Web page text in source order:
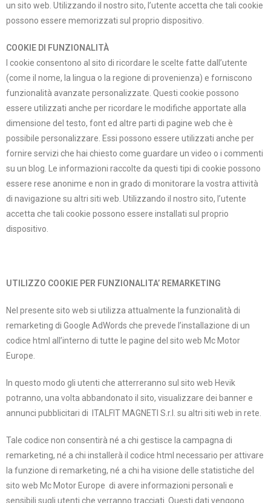
un sito web. Utilizzando il nostro sito, l’utente accetta che tali cookie
possono essere memorizzati sul proprio dispositivo.
COOKIE DI FUNZIONALITÀ
I cookie consentono al sito di ricordare le scelte fatte dall’utente
(come il nome, la lingua o la regione di provenienza) e forniscono
funzionalità avanzate personalizzate. Questi cookie possono
essere utilizzati anche per ricordare le modifiche apportate alla
dimensione del testo, font ed altre parti di pagine web che è
possibile personalizzare. Essi possono essere utilizzati anche per
fornire servizi che hai chiesto come guardare un video o i commenti
su un blog. Le informazioni raccolte da questi tipi di cookie possono
essere rese anonime e non in grado di monitorare la vostra attività
di navigazione su altri siti web. Utilizzando il nostro sito, l’utente
accetta che tali cookie possono essere installati sul proprio
dispositivo.
UTILIZZO COOKIE PER FUNZIONALITA’ REMARKETING
Nel presente sito web si utilizza attualmente la funzionalità di
remarketing di Google AdWords che prevede l’installazione di un
codice html all’interno di tutte le pagine del sito web Mc Motor
Europe.
In questo modo gli utenti che atterreranno sul sito web Hevik
potranno, una volta abbandonato il sito, visualizzare dei banner e
annunci pubblicitari di ITALFIT MAGNETI S.r.l. su altri siti web in rete.
Tale codice non consentirà né a chi gestisce la campagna di
remarketing, né a chi installerà il codice html necessario per attivare
la funzione di remarketing, né a chi ha visione delle statistiche del
sito web Mc Motor Europe di avere informazioni personali e
sensibili sugli utenti che verranno tracciati. Questi dati vengono